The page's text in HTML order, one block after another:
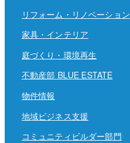
リフォーム・リノベーション
家具・インテリア
庭づくり・環境再生
不動産部 BLUE ESTATE
物件情報
地域ビジネス支援
コミュニティビルダー部門